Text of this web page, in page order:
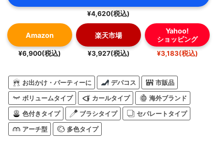
¥4,620(税込)
Amazon
¥6,900(税込)
楽天市場
¥3,927(税込)
Yahoo!
ショッピング
¥3,183(税込)
お出かけ・パーティーに デパコス 市販品
ボリュームタイプ カールタイプ 海外ブランド
色付きタイプ ブラシタイプ セパレートタイプ
アーチ型 多色タイプ